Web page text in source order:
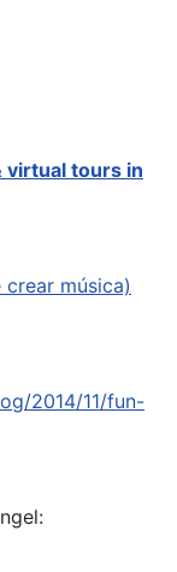
virtual tours in
crear música)
2014/11/fun-